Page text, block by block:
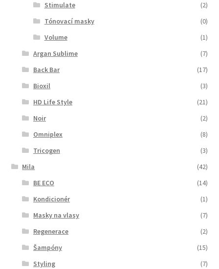
Stimulate
(2)
Tónovací masky
(0)
Volume
(1)
Argan Sublime
(7)
Back Bar
(17)
Bioxil
(3)
HD Life Style
(21)
Noir
(2)
Omniplex
(8)
Tricogen
(3)
Mila
(42)
BE ECO
(14)
Kondicionér
(1)
Masky na vlasy
(7)
Regenerace
(2)
Šampóny
(15)
Styling
(7)